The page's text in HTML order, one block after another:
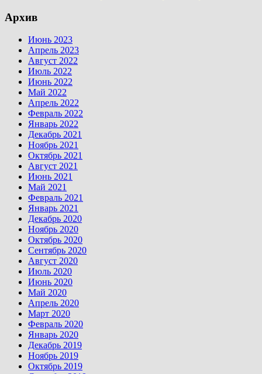
Архив
Июнь 2023
Апрель 2023
Август 2022
Июль 2022
Июнь 2022
Май 2022
Апрель 2022
Февраль 2022
Январь 2022
Декабрь 2021
Ноябрь 2021
Октябрь 2021
Август 2021
Июнь 2021
Май 2021
Февраль 2021
Январь 2021
Декабрь 2020
Ноябрь 2020
Октябрь 2020
Сентябрь 2020
Август 2020
Июль 2020
Июнь 2020
Май 2020
Апрель 2020
Март 2020
Февраль 2020
Январь 2020
Декабрь 2019
Ноябрь 2019
Октябрь 2019